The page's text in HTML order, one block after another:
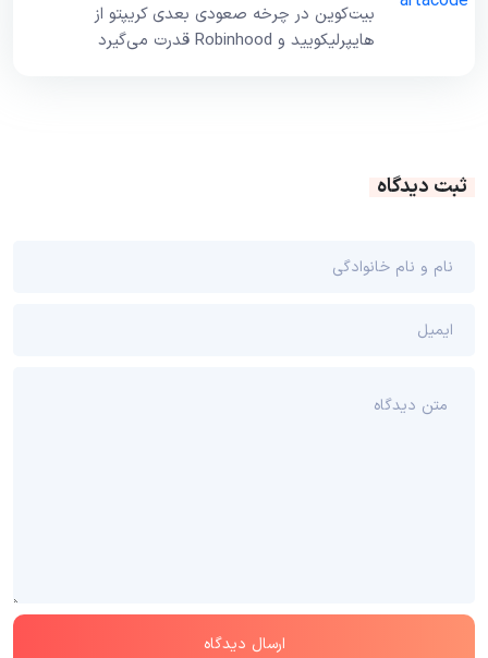
بیت‌کوین در چرخه صعودی بعدی کریپتو از
هایپرلیکویید و Robinhood قدرت می‌گیرد
ثبت دیدگاه